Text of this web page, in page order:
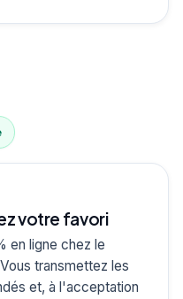
votre favori
en ligne chez le
transmettez les
et, à l'acceptation